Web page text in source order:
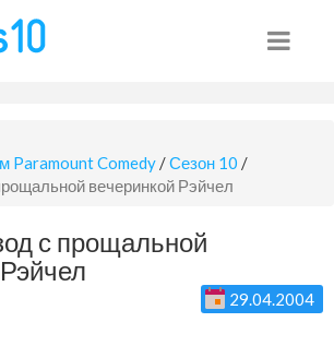
Paramount Comedy /Сезон 10 /
вечеринкой Рэйчел
с прощальной
29.04.2004